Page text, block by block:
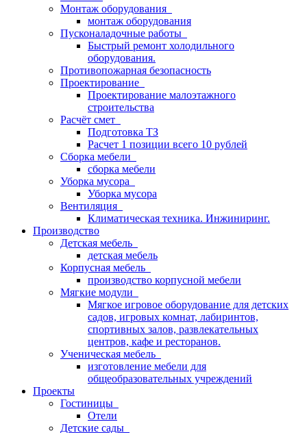
Монтаж оборудования
монтаж оборудования
Пусконаладочные работы
Быстрый ремонт холодильного
оборудования.
Противопожарная безопасность
Проектирование
Проектирование малоэтажного
строительства
Расчёт смет
Подготовка ТЗ
Расчет 1 позиции всего 10 рублей
Сборка мебели
сборка мебели
Уборка мусора
Уборка мусора
Вентиляция
Климатическая техника. Инжиниринг.
Производство
Детская мебель
детская мебель
Корпусная мебель
производство корпусной мебели
Мягкие модули
Мягкое игровое оборудование для детских
садов, игровых комнат, лабиринтов,
спортивных залов, развлекательных
центров, кафе и ресторанов.
Ученическая мебель
изготовление мебели для
общеобразовательных учреждений
Проекты
Гостиницы
Отели
Детские сады